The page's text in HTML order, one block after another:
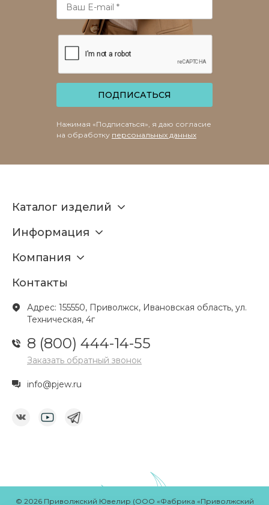
ПОДПИСАТЬСЯ
Нажимая «Подписаться», я даю согласие
на обработку персональных данных
Каталог изделий
Информация
Компания
Контакты
Адрес: 155550, Приволжск, Ивановская область, ул.
Техническая, 4г
8 (800) 444-14-55
Заказать обратный звонок
info@pjew.ru
© 2026 Приволжский Ювелир (ООО «Фабрика «Приволжский